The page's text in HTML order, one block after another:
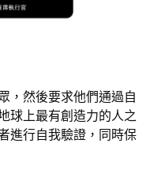
，然後要求他們通過自
球上最有創造力的人之
進行自我驗證，同時保